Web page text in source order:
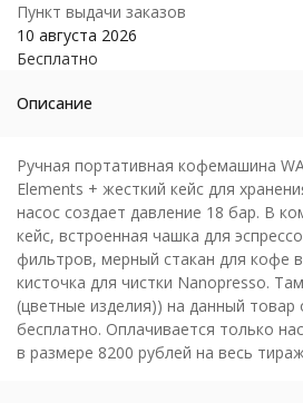
Пункт выдачи заказов
10 августа 2026
Бесплатно
Описание
Ручная портативная кофемашина
Elements + жесткий кейс для
насос создает давление 18 бар. В
кейс, встроенная чашка для
фильтров, мерный стакан для кофе
кисточка для чистки Nanopresso.
(цветные изделия)) на данный товар
бесплатно. Оплачивается только
в размере 8200 рублей на весь